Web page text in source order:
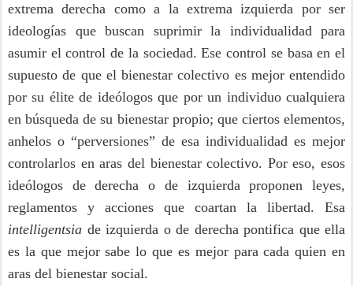
extrema derecha como a la extrema izquierda por ser
ideologías que buscan suprimir la individualidad para
asumir el control de la sociedad. Ese control se basa en el
supuesto de que el bienestar colectivo es mejor entendido
por su élite de ideólogos que por un individuo cualquiera
en búsqueda de su bienestar propio; que ciertos elementos,
anhelos o “perversiones” de esa individualidad es mejor
controlarlos en aras del bienestar colectivo. Por eso, esos
ideólogos de derecha o de izquierda proponen leyes,
reglamentos y acciones que coartan la libertad. Esa
intelligentsia de izquierda o de derecha pontifica que ella
es la que mejor sabe lo que es mejor para cada quien en
aras del bienestar social.